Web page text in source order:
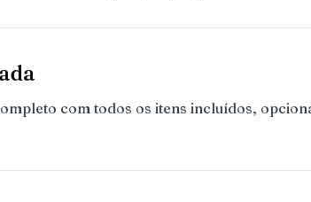
com todos os itens incluídos,